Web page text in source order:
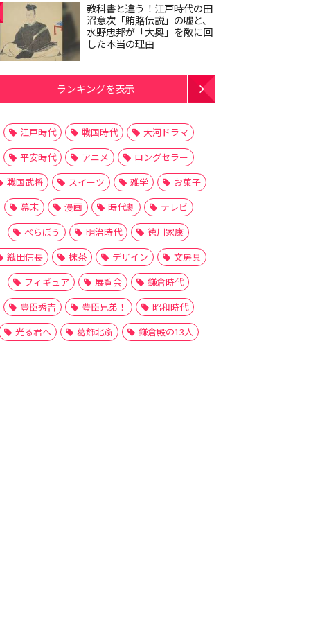
教科書と違う！江戸時代の田
沼意次「賄賂伝説」の嘘と、
水野忠邦が「大奥」を敵に回
した本当の理由
ランキングを表示
江戸時代 戦国時代
大河ドラマ
平安時代
アニメ
ロングセラー
戦国武将
スイーツ 雑学
お菓子
幕末
漫画 時代劇
テレビ
べらぼう
明治時代
徳川家康
織田信長
抹茶 デザイン
文房具
フィギュア
展覧会
鎌倉時代
豊臣秀吉
豊臣兄弟！
昭和時代
光る君へ
葛飾北斎 鎌倉殿の13人